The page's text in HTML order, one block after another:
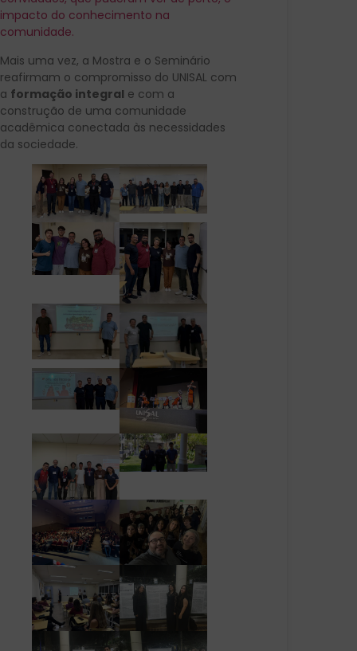
impacto do conhecimento na
comunidade.
Mais uma vez, a Mostra e o Seminário
reafirmam o compromisso do UNISAL com
a formação integral e com a
construção de uma comunidade
acadêmica conectada às necessidades
da sociedade.